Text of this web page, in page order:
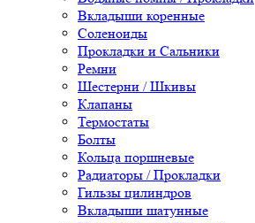
Вкладыши коренные
Соленоиды
Прокладки и Сальники
Ремни
Шестерни / Шкивы
Клапаны
Термостаты
Болты
Кольца поршневые
Радиаторы / Прокладки
Гильзы цилиндров
Вкладыши шатунные